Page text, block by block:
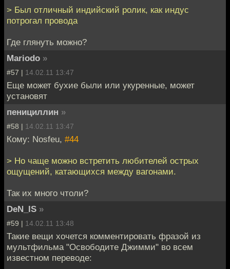
> Был отличный индийский ролик, как индус
потрогал провода
Где глянуть можно?
Mariodo »
#57 | 14.02.11 13:47
Еще может бухие были или укуренные, может
установят
пенициллин »
#58 | 14.02.11 13:47
Кому: Nosfeu, #44
> Но чаще можно встретить любителей острых
ощущений, катающихся между вагонами.
Так их много чтоли?
DeN_IS »
#59 | 14.02.11 13:48
Такие вещи хочется комментировать фразой из
мультфильма "Освободите Джимми" во всем
известном переводе: